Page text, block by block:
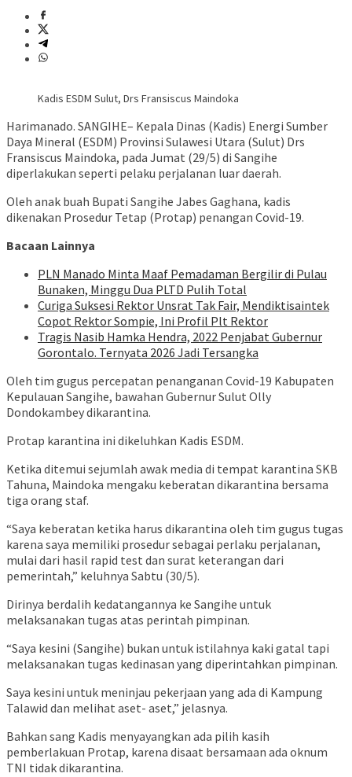
Kadis ESDM Sulut, Drs Fransiscus Maindoka
Harimanado. SANGIHE– Kepala Dinas (Kadis) Energi Sumber
Daya Mineral (ESDM) Provinsi Sulawesi Utara (Sulut) Drs
Fransiscus Maindoka, pada Jumat (29/5) di Sangihe
diperlakukan seperti pelaku perjalanan luar daerah.
Oleh anak buah Bupati Sangihe Jabes Gaghana, kadis
dikenakan Prosedur Tetap (Protap) penangan Covid-19.
Bacaan Lainnya
PLN Manado Minta Maaf Pemadaman Bergilir di Pulau
Bunaken, Minggu Dua PLTD Pulih Total
Curiga Suksesi Rektor Unsrat Tak Fair, Mendiktisaintek
Copot Rektor Sompie, Ini Profil Plt Rektor
Tragis Nasib Hamka Hendra, 2022 Penjabat Gubernur
Gorontalo. Ternyata 2026 Jadi Tersangka
Oleh tim gugus percepatan penanganan Covid-19 Kabupaten
Kepulauan Sangihe, bawahan Gubernur Sulut Olly
Dondokambey dikarantina.
Protap karantina ini dikeluhkan Kadis ESDM.
Ketika ditemui sejumlah awak media di tempat karantina SKB
Tahuna, Maindoka mengaku keberatan dikarantina bersama
tiga orang staf.
“Saya keberatan ketika harus dikarantina oleh tim gugus tugas
karena saya memiliki prosedur sebagai perlaku perjalanan,
mulai dari hasil rapid test dan surat keterangan dari
pemerintah,” keluhnya Sabtu (30/5).
Dirinya berdalih kedatangannya ke Sangihe untuk
melaksanakan tugas atas perintah pimpinan.
“Saya kesini (Sangihe) bukan untuk istilahnya kaki gatal tapi
melaksanakan tugas kedinasan yang diperintahkan pimpinan.
Saya kesini untuk meninjau pekerjaan yang ada di Kampung
Talawid dan melihat aset- aset,” jelasnya.
Bahkan sang Kadis menyayangkan ada pilih kasih
pemberlakuan Protap, karena disaat bersamaan ada oknum
TNI tidak dikarantina.